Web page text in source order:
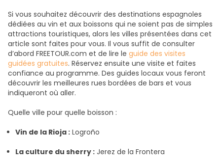
Si vous souhaitez découvrir des destinations espagnoles
dédiées au vin et aux boissons qui ne soient pas de simples
attractions touristiques, alors les villes présentées dans cet
article sont faites pour vous. Il vous suffit de consulter
d’abord FREETOUR.com et de lire le guide des visites
guidées gratuites. Réservez ensuite une visite et faites
confiance au programme. Des guides locaux vous feront
découvrir les meilleures rues bordées de bars et vous
indiqueront où aller.
Quelle ville pour quelle boisson :
Vin de la Rioja : Logroño
La culture du sherry : Jerez de la Frontera